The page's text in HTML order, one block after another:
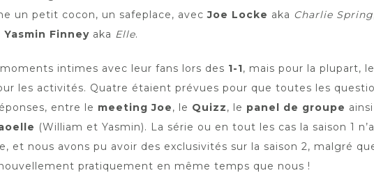
un petit cocon, un safeplace, avecJoe Locke aka Charlie Spring
Yasmin Finney aka Elle.
intimes avec leur fans lors des 1-1, mais pour la plupart, le
les activités. Quatre étaient prévues pour que toutes les
entre le meeting Joe, le Quizz, le panel de groupe
(William et Yasmin). La série ou en tout les cas la saison 1
et nous avons pu avoir des exclusivités sur la saison 2, malgré
pratiquement en même temps que nous !